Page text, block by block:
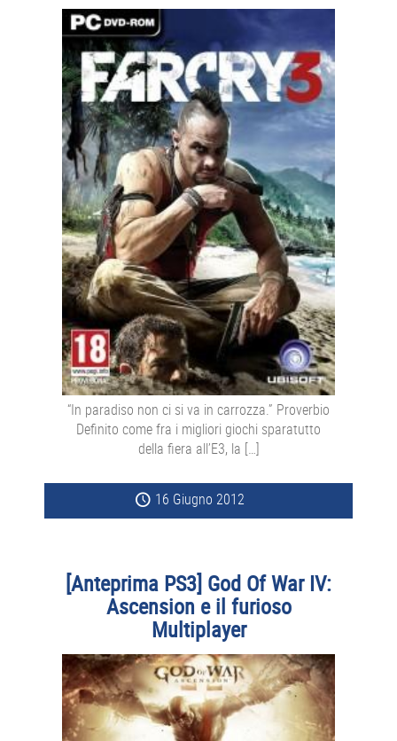
“In paradiso non ci si va in carrozza.” Proverbio
Definito come fra i migliori giochi sparatutto
della fiera all’E3, la […]
16 Giugno 2012
[Anteprima PS3] God Of War IV:
Ascension e il furioso
Multiplayer